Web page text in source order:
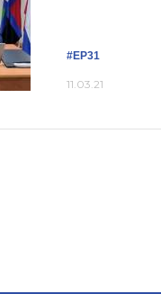
#ЕР31
11.03.21